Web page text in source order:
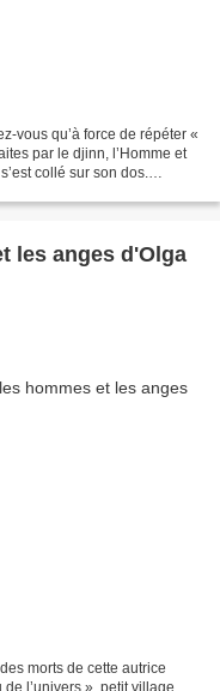
vous qu’à force de répéter «
par le djinn, l’Homme et
collé sur son dos.
les anges d'Olga
morts de cette autrice
l’univers », petit village